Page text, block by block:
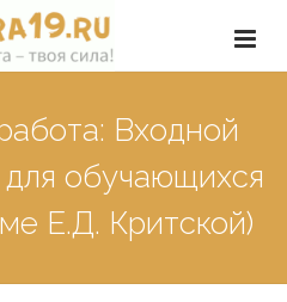
Входной
обучающихся
Е.Д. Критской)